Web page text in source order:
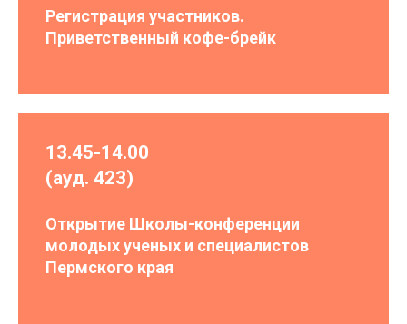
Регистрация участников.
Приветственный кофе-брейк
13.45-14.00
(ауд. 423)
Открытие Школы-конференции
молодых ученых и специалистов
Пермского края